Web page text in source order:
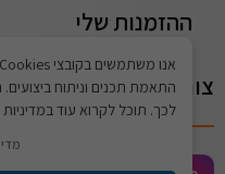
התאמת תכנים וניתוח
לכך. תוכל לקרוא עוד
ההזמנות שלי
צור קשר